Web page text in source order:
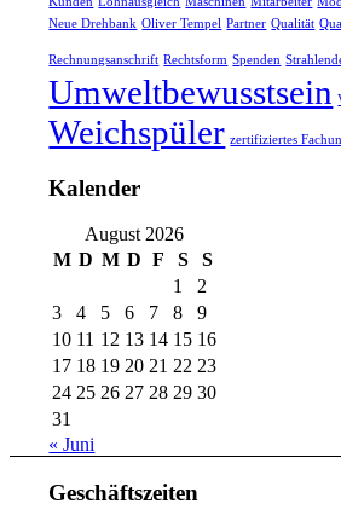
Neue Drehbank Oliver Tempel Partner Qualität
Rechnungsanschrift Rechtsform Spenden
Umweltbewusstsein
Weichspüler zertifiziertes
Kalender
August 2026
M D M D F S
S
1
2
3
4 5 6 7 8
9
10 11 12 13 14 15 16
17 18 19 20 21 22 23
24 25 26 27 28 29 30
31
« Juni
Geschäftszeiten